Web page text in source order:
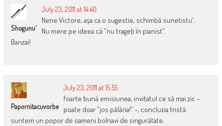
Shogunu'
July 23, 2011 at 14:40
Nene Victore, aşa ca o sugestie, schimbă sunetistu’…
Nu mere pe ideea că “nu trageţi în pianist”.
Banzai!
Papornitacuvorbe
July 23, 2011 at 15:55
foarte bună emisiunea, invitatul ce să mai zic –
poate doar “jos pălăria!” -, concluzia tristă:
suntem un popor de oameni bolnavi de singurătate.